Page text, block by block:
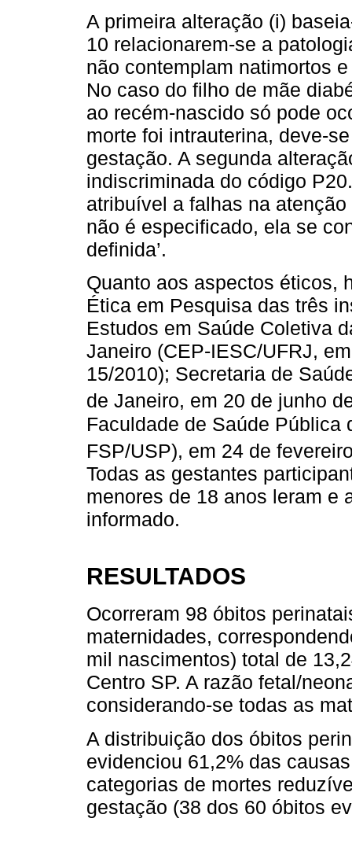
A primeira alteração (i)
10 relacionarem-se a
não contemplam natimortos
No caso do filho de mãe
ao recém-nascido só pode
morte foi intrauterina, deve-
gestação. A segunda
indiscriminada do código
atribuível a falhas na
não é especificado, ela se
definida’.
Quanto aos aspectos éticos,
Ética em Pesquisa das três
Estudos em Saúde Coletiva
Janeiro (CEP-IESC/UFRJ,
15/2010); Secretaria de
de Janeiro, em 20 de junho
Faculdade de Saúde Pública
FSP/USP), em 24 de
Todas as gestantes
menores de 18 anos leram e
informado.
RESULTADOS
Ocorreram 98 óbitos
maternidades,
mil nascimentos) total de
Centro SP. A razão fetal/
considerando-se todas as
A distribuição dos óbitos
evidenciou 61,2% das
categorias de mortes
gestação (38 dos 60 óbitos